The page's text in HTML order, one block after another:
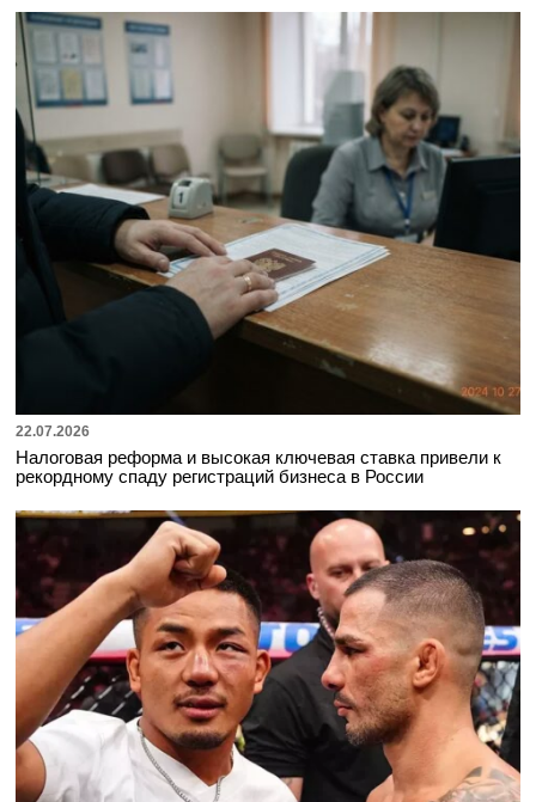
22.07.2026
Налоговая реформа и высокая ключевая ставка привели к
рекордному спаду регистраций бизнеса в России